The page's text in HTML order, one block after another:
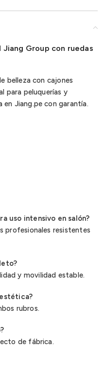
Group con ruedas
belleza con cajones
para peluquerías y
en Jiang.pe con garantía.
uso intensivo en salón?
profesionales resistentes
y movilidad estable.
rubros.
de fábrica.